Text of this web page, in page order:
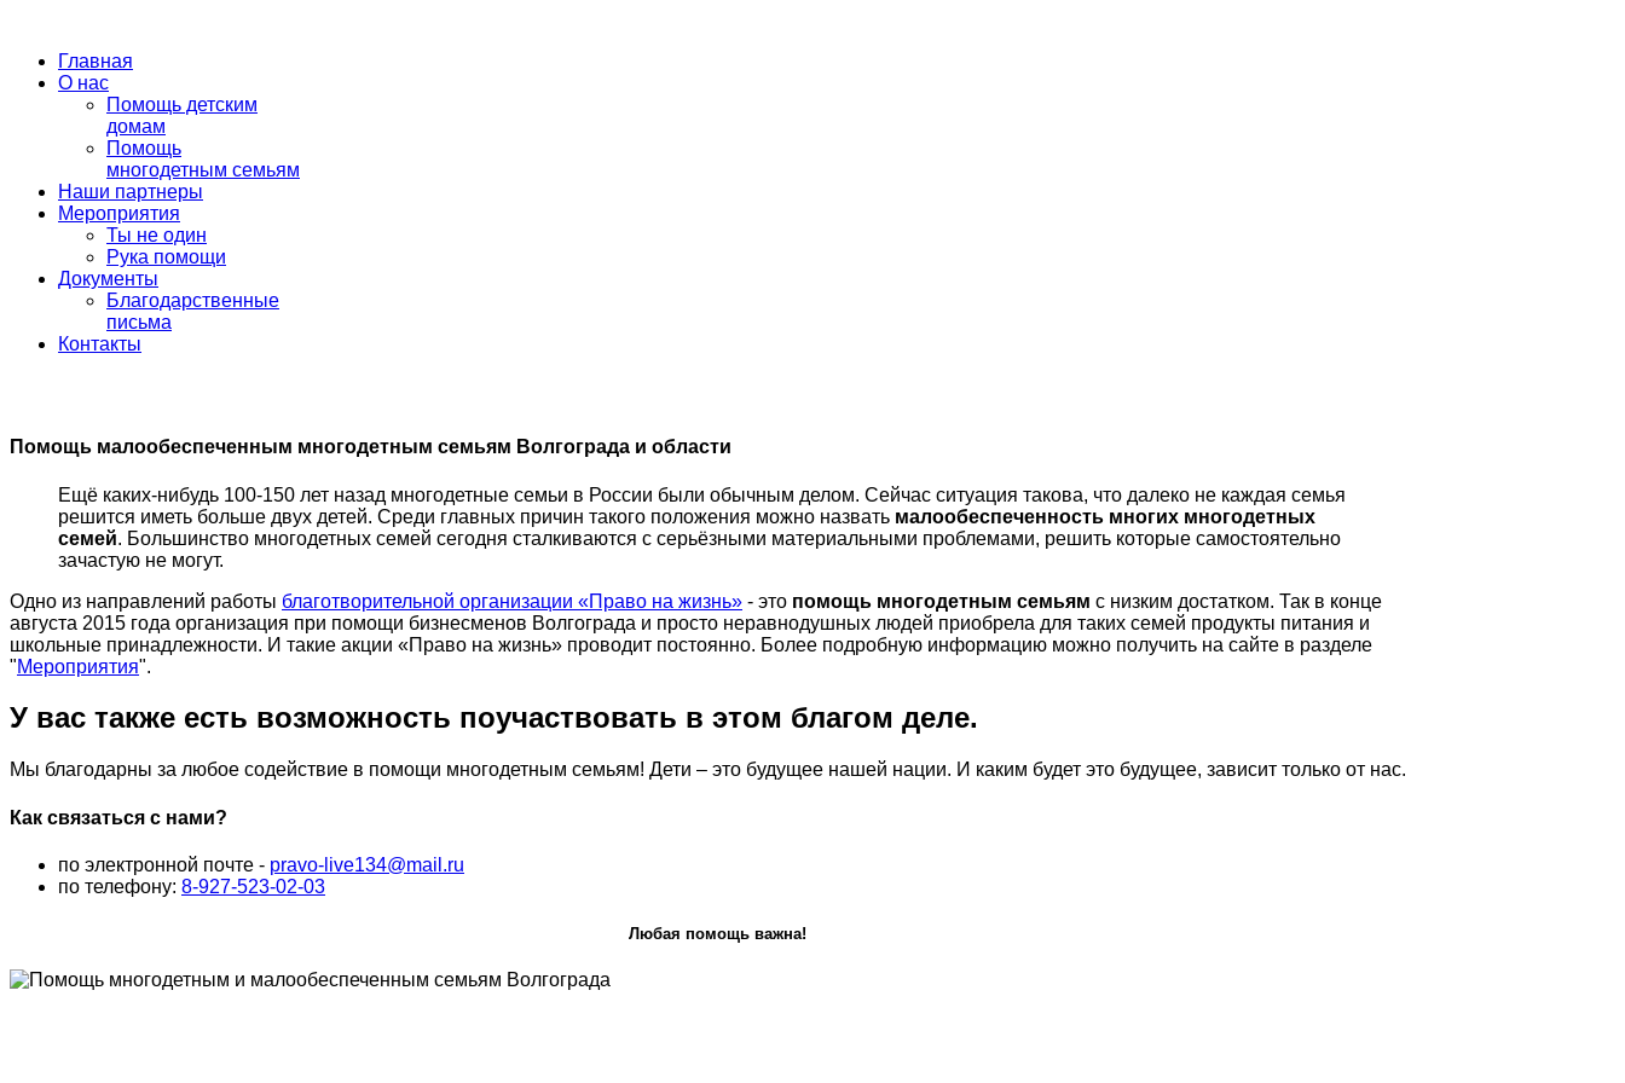
Главная
О нас
Помощь детским
домам
Помощь
многодетным семьям
Наши партнеры
Мероприятия
Ты не один
Рука помощи
Документы
Благодарственные
письма
Контакты
Помощь малообеспеченным многодетным семьям Волгограда и области
Ещё каких-нибудь 100-150 лет назад многодетные семьи в России были обычным делом. Сейчас ситуация такова, что далеко не каждая семья
решится иметь больше двух детей. Среди главных причин такого положения можно назвать малообеспеченность многих многодетных
семей. Большинство многодетных семей сегодня сталкиваются с серьёзными материальными проблемами, решить которые самостоятельно
зачастую не могут.
Одно из направлений работы благотворительной организации «Право на жизнь» - это помощь многодетным семьям с низким достатком. Так в конце
августа 2015 года организация при помощи бизнесменов Волгограда и просто неравнодушных людей приобрела для таких семей продукты питания и
школьные принадлежности. И такие акции «Право на жизнь» проводит постоянно. Более подробную информацию можно получить на сайте в разделе
"Мероприятия".
У вас также есть возможность поучаствовать в этом благом деле.
Мы благодарны за любое содействие в помощи многодетным семьям! Дети – это будущее нашей нации. И каким будет это будущее, зависит только от нас.
Как связаться с нами?
по электронной почте - pravo-live134@mail.ru
по телефону: 8-927-523-02-03
Любая помощь важна!